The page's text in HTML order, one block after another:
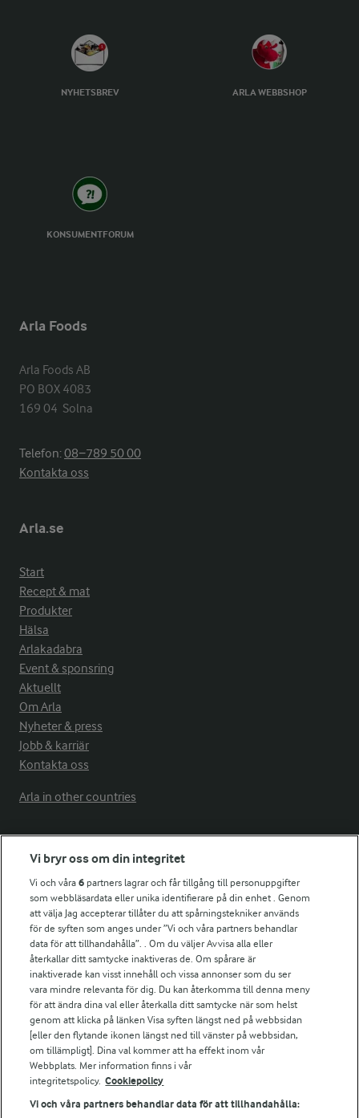
NYHETSBREV ARLA WEBBSHOP
KONSUMENTFORUM
Arla Foods
Arla Foods AB
PO BOX 4083
169 04  Solna
Telefon:08−789 50 00
Kontakta oss
Arla.se
Start
Recept & mat
Produkter
Hälsa
Arlakadabra
Event & sponsring
Aktuellt
Om Arla
Nyheter & press
Jobb & karriär
Kontakta oss
Arla in other countries
Fler Arlasajter
För ägare
Arlas kundportal
Arla.com
Falbygdens Ost
Arla webbshop
Bildbank
Följ oss
Vi bryr oss om din integritet
Vi och våra6 partners lagrar och får tillgång till personuppgifter
som webbläsardata eller unika identifierare på din enhet . Genom
att välja Jag accepterar tillåter du att spårningstekniker används
för de syften som anges under ”Vi och våra partners behandlar
data för att tillhandahålla”. . Om du väljer Avvisa alla eller
återkallar ditt samtycke inaktiveras de. Om spårare är
inaktiverade kan visst innehåll och vissa annonser som du ser
vara mindre relevanta för dig. Du kan återkomma till denna meny
för att ändra dina val eller återkalla ditt samtycke när som helst
genom att klicka på länken Visa syften längst ned på webbsidan
[eller den flytande ikonen längst ned till vänster på webbsidan,
om tillämpligt]. Dina val kommer att ha effekt inom vår
Webbplats. Mer information finns i vår
integritetspolicy. Cookiepolicy
Vi och våra partners behandlar data för att tillhandahålla: